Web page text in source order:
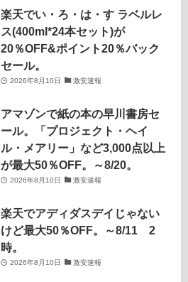
楽天でい・ろ・は・す ラベルレ
ス(400ml*24本セット)が
20％OFF&ポイント20％バック
セール。
2026年8月10日 激安速報
アマゾンで紙の本の早川書房セ
ール。「プロジェクト・ヘイ
ル・メアリー」など3,000点以上
が最大50％OFF。～8/20。
2026年8月10日 激安速報
楽天でアディダスデイじゃない
けど最大50％OFF。～8/11 2
時。
2026年8月10日 激安速報